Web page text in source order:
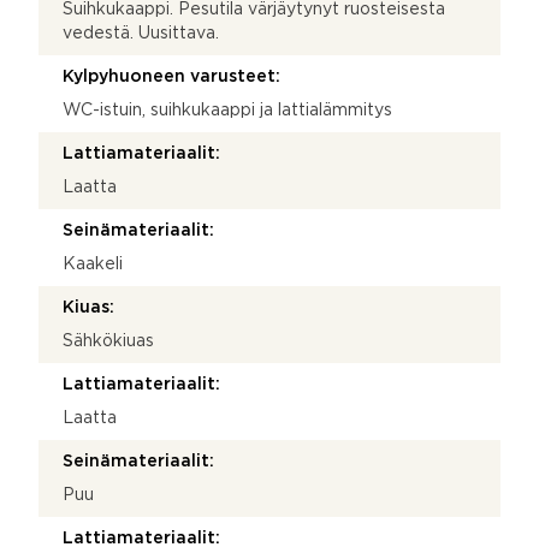
Suihkukaappi. Pesutila värjäytynyt ruosteisesta
vedestä. Uusittava.
Kylpyhuoneen varusteet:
WC-istuin, suihkukaappi ja lattialämmitys
Lattiamateriaalit:
Laatta
Seinämateriaalit:
Kaakeli
Kiuas:
Sähkökiuas
Lattiamateriaalit:
Laatta
Seinämateriaalit:
Puu
Lattiamateriaalit: